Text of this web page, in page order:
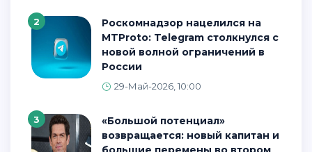
2
Роскомнадзор нацелился на
MTProto: Telegram столкнулся с
новой волной ограничений в
России
29-Май-2026, 10:00
3
«Большой потенциал»
возвращается: новый капитан и